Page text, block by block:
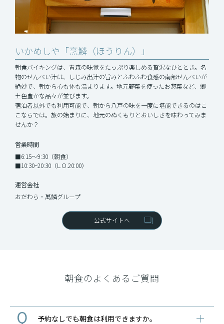
いかめしや「烹鱗（ほうりん）」
朝食バイキングは、青森の味覚をたっぷり楽しめる贅沢なひととき。名
物のせんべい汁は、しじみ出汁の旨みとふわふわ食感の南部せんべいが
絶妙で、朝から心も体も温まります。地元野菜を使ったお惣菜など、郷
土色豊かな品々が並びます。
宿泊者以外でも利用可能で、朝から八戸の味を一度に堪能できるのはこ
こならでは。旅の始まりに、地元のぬくもりとおいしさを味わってみま
せんか？
営業時間
■6:15〜9:30（朝食）
■10:30~20:30（L.O.20:00）
運営会社
おだわら・萬鱗グループ
公式サイトへ
朝食のよくあるご質問
予約なしでも朝食は利用できますか。